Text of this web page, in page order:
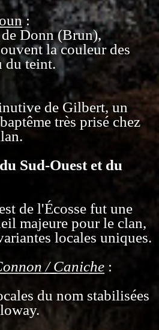
:
Donn (Brun),
la couleur des
du teint.
de Gilbert, un
très prisé chez
Sud-Ouest et du
de l'Écosse fut une
majeure pour le clan,
locales uniques.
/ Caniche :
du nom stabilisées